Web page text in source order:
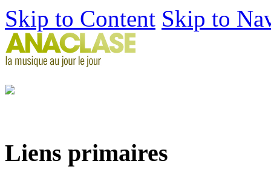
Skip to Content Skip to
Liens primaires